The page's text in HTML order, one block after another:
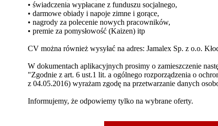
• świadczenia wypłacane z funduszu socjalnego,
• darmowe obiady i napoje zimne i gorące,
• nagrody za polecenie nowych pracowników,
• premie za pomysłowość (Kaizen) itp
CV można również wysyłać na adres: Jamalex Sp. z o.o.
W dokumentach aplikacyjnych prosimy o zamieszczenie
"Zgodnie z art. 6 ust.1 lit. a ogólnego rozporządzenia o
z 04.05.2016) wyrażam zgodę na przetwarzanie danych
Informujemy, że odpowiemy tylko na wybrane oferty.